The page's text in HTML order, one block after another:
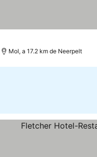
Mol, a 17.2 km de Neerpelt